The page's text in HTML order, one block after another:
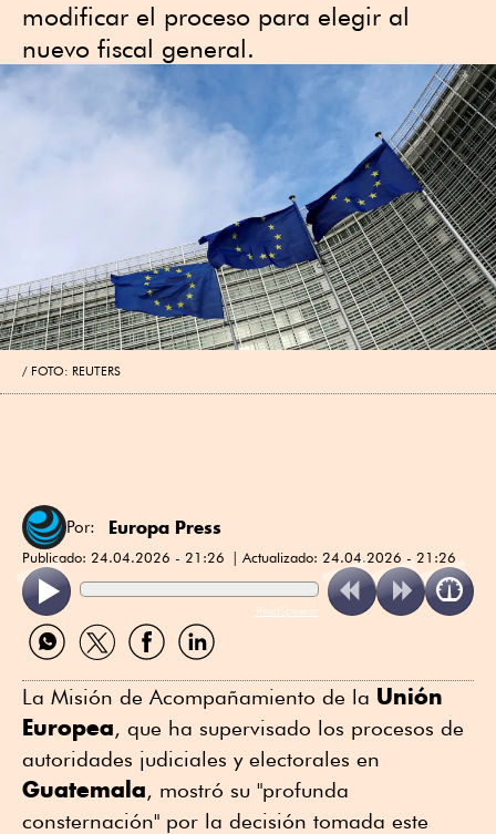
modificar el proceso para elegir al
nuevo fiscal general.
FOTO: REUTERS
Por: Europa Press
Publicado: 24.04.2026 - 21:26 Actualizado: 24.04.2026 - 21:26
ReadSpeaker
Compartir
por
Compartir
por
Compartir
por
Compartir
por
La Misión de Acompañamiento de la Unión
Europea, que ha supervisado los procesos de
autoridades judiciales y electorales en
Guatemala, mostró su "profunda
consternación" por la decisión tomada este